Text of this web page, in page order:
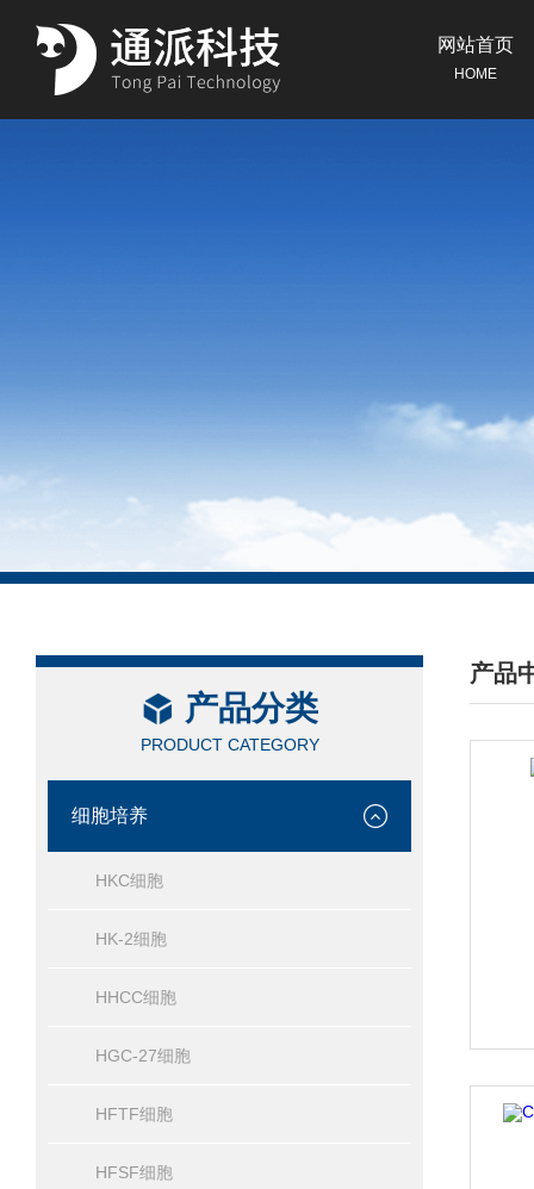
网站首页
HOME
产品分类
PRODUCT CATEGORY
细胞培养
HKC细胞
HK-2细胞
HHCC细胞
HGC-27细胞
HFTF细胞
HFSF细胞
产品
/